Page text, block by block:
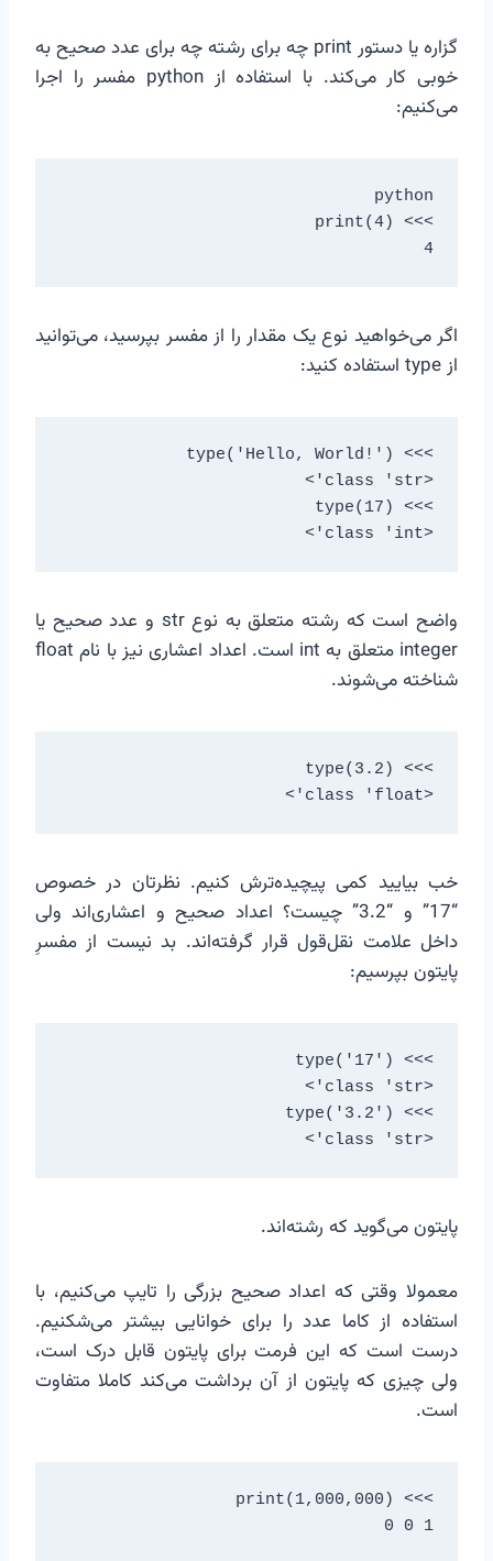
گزاره یا دستور print چه برای رشته چه برای عدد صحیح به
خوبی کار می‌کند. با استفاده از python مفسر را اجرا
می‌کنیم:
4
اگر می‌خواهید نوع یک مقدار را از مفسر بپرسید، می‌توانید
از type استفاده کنید:
<class 'int'>
واضح است که رشته متعلق به نوع str و عدد صحیح یا
integer متعلق به int است. اعداد اعشاری نیز با نام float
شناخته می‌شوند.
<class 'float'>
خب بیایید کمی پیچیده‌ترش کنیم. نظرتان در خصوص
“17” و “3.2” چیست؟ اعداد صحیح و اعشاری‌اند ولی
داخل علامت نقل‌قول قرار گرفته‌اند. بد نیست از مفسرِ
پایتون بپرسیم:
<class 'str'>
پایتون می‌گوید که رشته‌اند.
معمولا وقتی که اعداد صحیح بزرگی را تایپ می‌کنیم، با
استفاده از کاما عدد را برای خوانایی بیشتر می‌شکنیم.
درست است که این فرمت برای پایتون قابل درک است،
ولی چیزی که پایتون از آن برداشت می‌کند کاملا متفاوت
است.
1 0 0